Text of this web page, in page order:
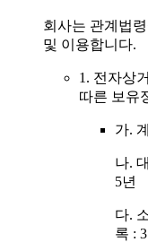
회사는 관계법
및 이용합니다.
1. 전자상
따른 보유
가.
나.
5년
다.
록 :